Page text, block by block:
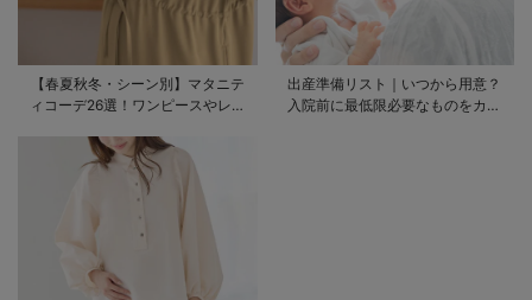
【春夏秋冬・シーン別】マタニテ
ィコーデ26選！ワンピースやレギ
出産準備リスト｜いつから用意？
入院前に最低限必要なものをカテ